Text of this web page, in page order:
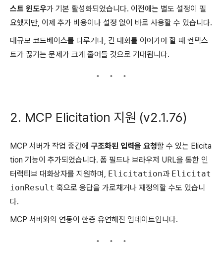
스트 윈도우가 기본 활성화되었습니다. 이전에는 별도 설정이 필
요했지만, 이제 추가 비용이나 설정 없이 바로 사용할 수 있습니다.
대규모 코드베이스를 다루거나, 긴 대화를 이어가야 할 때 컨텍스
트가 끊기는 문제가 크게 줄어들 것으로 기대됩니다.
2. MCP Elicitation 지원 (v2.1.76)
MCP 서버가 작업 중간에 구조화된 입력을 요청할 수 있는 Elicita
tion 기능이 추가되었습니다. 폼 필드나 브라우저 URL을 통한 인
터랙티브 대화상자를 지원하며, Elicitation과 Elicitat
ionResult 훅으로 응답을 가로채거나 재정의할 수도 있습니
다.
MCP 서버와의 연동이 한층 유연해진 업데이트입니다.